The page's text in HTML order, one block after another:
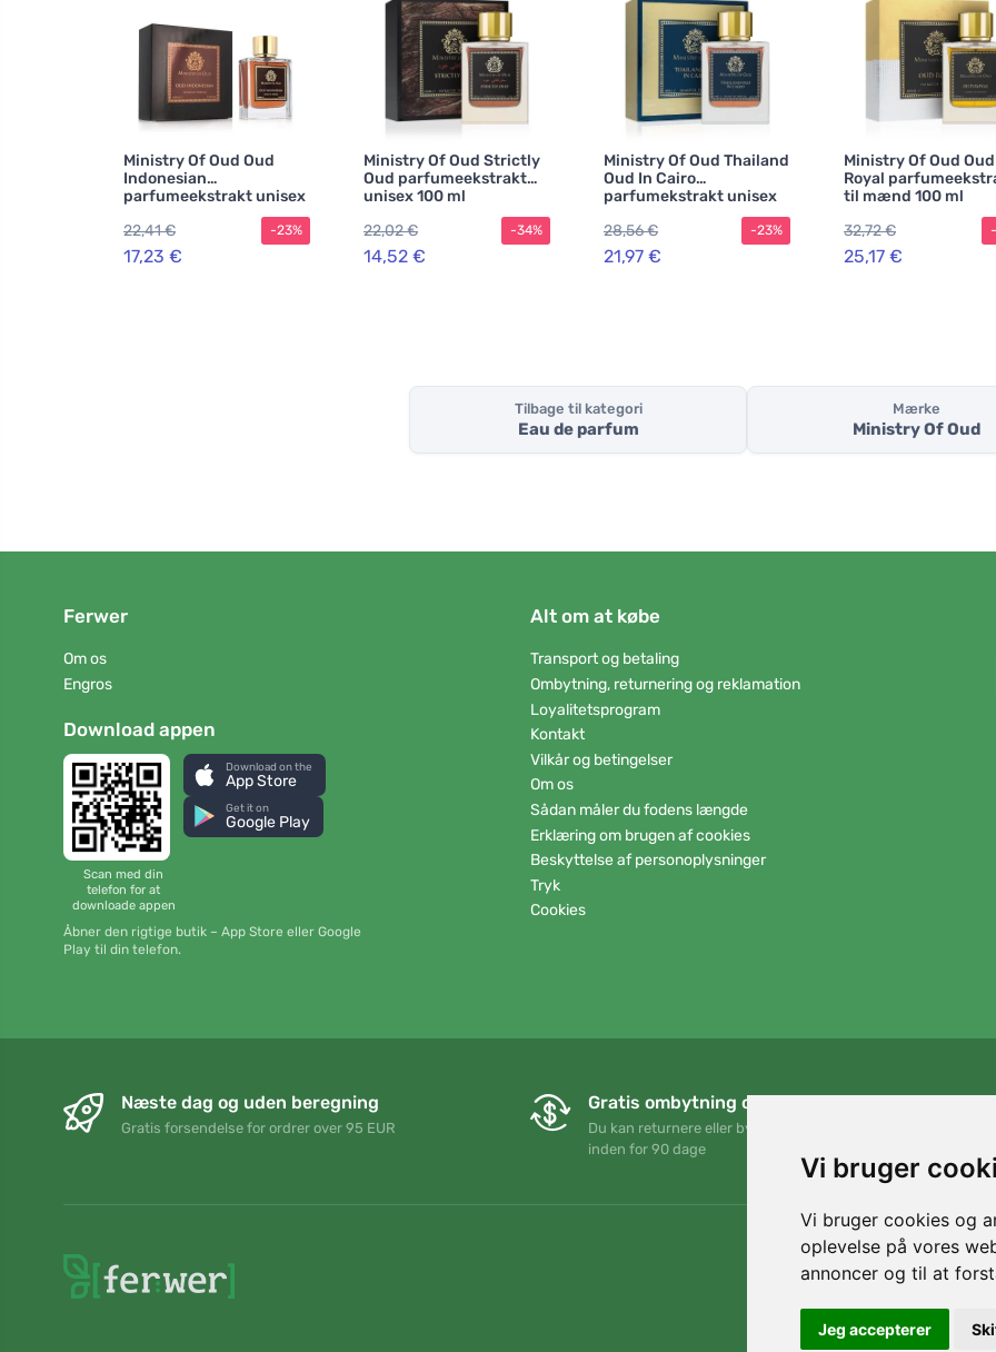
Vi bruger
Vi bruger cookies og
oplevelse på vores
annoncer og til at
Jeg accepterer
Ministry Of Oud Oud
Indonesian
parfumeekstrakt unisex
22,41 €
17,23 €
-23%
Ministry Of Oud Strictly
Oud parfumeekstrakt
unisex 100 ml
22,02 €
14,52 €
-34%
Ministry Of Oud Thailand
Oud In Cairo
parfumekstrakt unisex
28,56 €
21,97 €
-23%
Ministry Of Oud Oud
Royal
til mænd 100 ml
32,72 €
25,17 €
Tilbage til kategori
Eau de parfum
Mærke
Ministry Of Oud
Ferwer
Om os
Engros
Download appen
Scan med din
telefon for at
downloade appen
Download on the
App Store
Get it on
Google Play
Åbner den rigtige butik – App Store eller Google
Play til din telefon.
Alt om at købe
Transport og betaling
Ombytning, returnering og reklamation
Loyalitetsprogram
Kontakt
Vilkår og betingelser
Om os
Sådan måler du fodens længde
Erklæring om brugen af cookies
Beskyttelse af personoplysninger
Tryk
Cookies
Næste dag og uden beregning
Gratis forsendelse for ordrer over 95 EUR
Gratis ombytning og returnering
Du kan returnere eller bytte din ordre når som helst
inden for 90 dage